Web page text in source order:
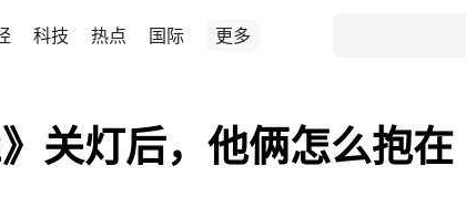
科技 热点 国际 更多
关灯后，他俩怎么抱在